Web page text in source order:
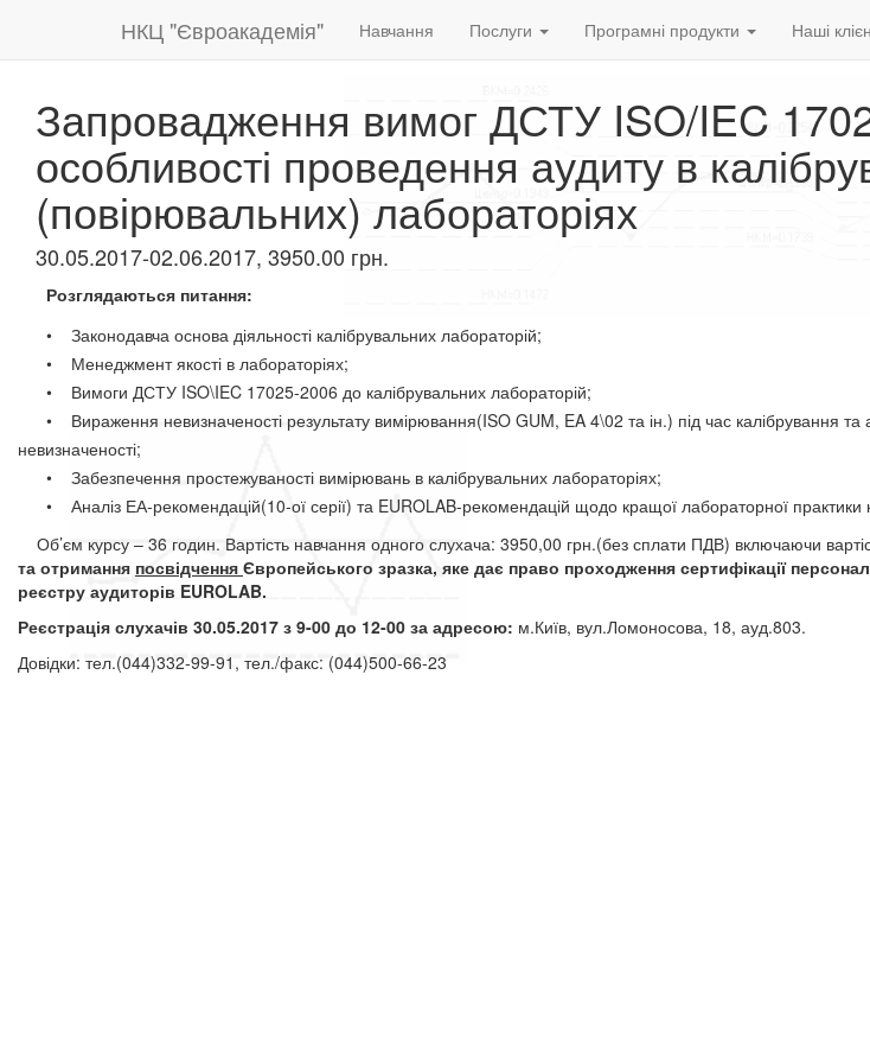
НКЦ "Євроакадемія" Навчання Послуги Програмні продукти Наші
Запровадження вимог ДСТУ ISO/IEC
особливості проведення аудиту в
(повірювальних) лабораторіях
30.05.2017-02.06.2017, 3950.00 грн.
Розглядаються питання:
• Законодавча основа діяльності калібрувальних лабораторій;
• Менеджмент якості в лабораторіях;
• Вимоги ДСТУ ISO\IEC 17025-2006 до калібрувальних лабораторій;
• Вираження невизначеності результату вимірювання(ISO GUM, EA 4\02 та ін.) під час калібрування та
невизначеності;
• Забезпечення простежуваності вимірювань в калібрувальних лабораторіях;
• Аналіз ЕА-рекомендацій(10-ої серії) та EUROLAB-рекомендацій щодо кращої лабораторної практики
Об’єм курсу – 36 годин. Вартість навчання одного слухача: 3950,00 грн.(без сплати ПДВ) включаючи
та отримання посвідчення Європейського зразка, яке дає право проходження сертифікації
реєстру аудиторів EUROLAB.
Реєстрація слухачів 30.05.2017 з 9-00 до 12-00 за адресою: м.Київ, вул.Ломоносова, 18, ауд.803.
Довідки: тел.(044)332-99-91, тел./факс: (044)500-66-23